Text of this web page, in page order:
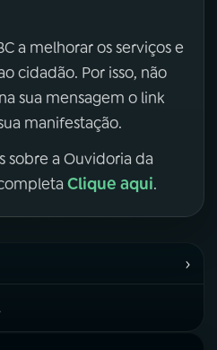
a melhorar os serviços e
cidadão. Por isso, não
sua mensagem o link
manifestação.
sobre a Ouvidoria da
Clique aqui.
›